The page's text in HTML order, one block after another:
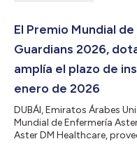
El Premio Mundial
Guardians 2026,
amplía el plazo de
enero de 2026
DUBÁI, Emiratos Árabes
Mundial de Enfermería
Aster DM Healthcare,